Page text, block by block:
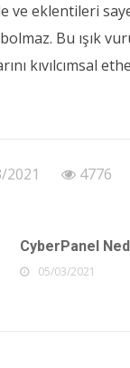
ve eklentileri
Bu ışık
kıvılcımsal
2021 4776
CyberPanel
05/03/2021